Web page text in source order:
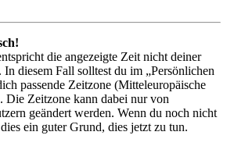
die angezeigte Zeit nicht deiner
In diesem Fall solltest du im „Persönlichen
passende Zeitzone (Mitteleuropäische
Die Zeitzone kann dabei nur von
geändert werden. Wenn du noch nicht
ein guter Grund, dies jetzt zu tun.